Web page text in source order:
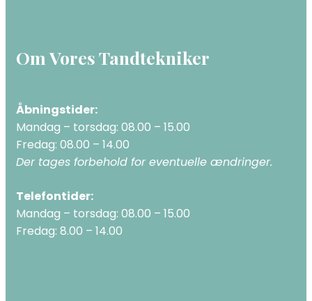
Om Vores Tandtekniker
Åbningstider:
Mandag – torsdag: 08.00 – 15.00
Fredag: 08.00 – 14.00
Der​ tages forbehold for eventuelle ændringer.
Telefontider​:
Mandag – torsdag: 08.00 – 15.00
Fredag: 8.00 – 14.00